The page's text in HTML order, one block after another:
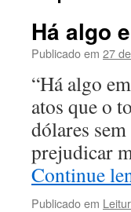
Há algo
Publicado em 27
“Há algo
atos que o
dólares
prejudicar
Continue
Publicado em